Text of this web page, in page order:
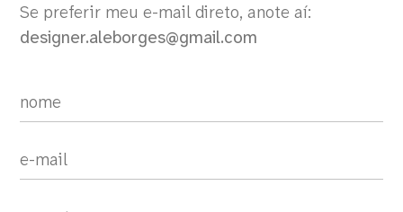
Se preferir meu e-mail direto, anote aí:
designer.aleborges@gmail.com